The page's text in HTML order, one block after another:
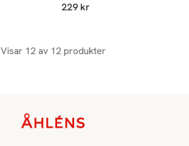
229 kr
Visar 12 av 12 produkter